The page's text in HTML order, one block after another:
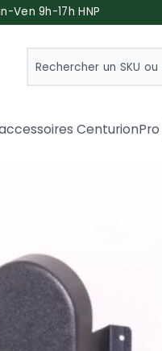
Ven 9h-17h HNP
SEARCH
CenturionPro